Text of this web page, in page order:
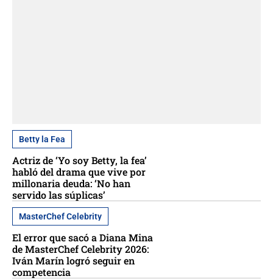
Betty la Fea
Actriz de ‘Yo soy Betty, la fea’
habló del drama que vive por
millonaria deuda: ‘No han
servido las súplicas’
MasterChef Celebrity
El error que sacó a Diana Mina
de MasterChef Celebrity 2026:
Iván Marín logró seguir en
competencia